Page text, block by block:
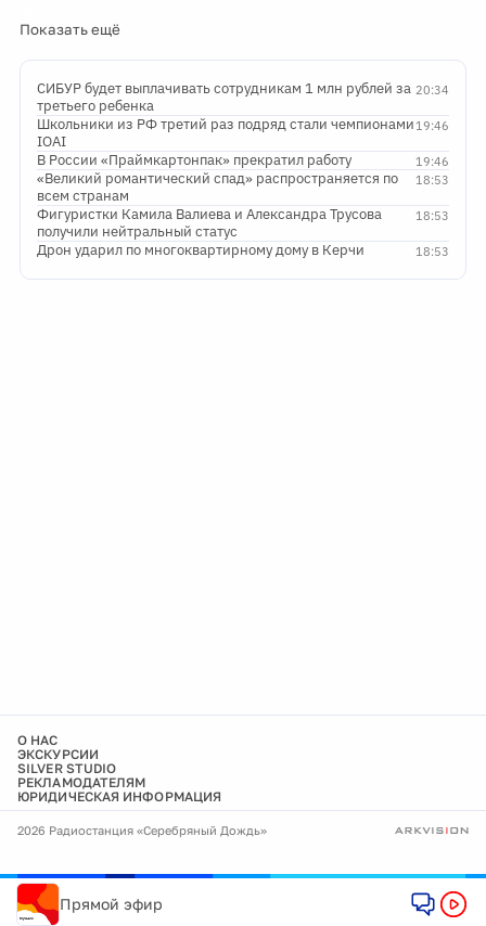
Показать ещё
20:34
СИБУР будет выплачивать сотрудникам 1 млн рублей за
третьего ребенка
19:46
Школьники из РФ третий раз подряд стали чемпионами
IOAI
19:46
В России «Праймкартонпак» прекратил работу
18:53
«Великий романтический спад» распространяется по
всем странам
18:53
Фигуристки Камила Валиева и Александра Трусова
получили нейтральный статус
18:53
Дрон ударил по многоквартирному дому в Керчи
О НАС
ЭКСКУРСИИ
SILVER STUDIO
РЕКЛАМОДАТЕЛЯМ
ЮРИДИЧЕСКАЯ ИНФОРМАЦИЯ
2026 Радиостанция «Серебряный Дождь»
Прямой эфир